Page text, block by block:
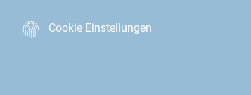
Cookie Einstellungen